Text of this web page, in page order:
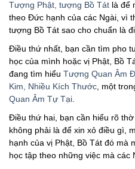
Tượng Phật, tượng Bồ Tát là để
theo Đức hạnh của các Ngài, vì
tượng Bồ Tát sao cho chuẩn là
Điều thứ nhất, bạn cần tìm pho
học của mình hoặc vị Phật, Bồ
đang tìm hiểu Tượng Quan Âm
Kim, Nhiều Kích Thước , một
Quan Âm Tự Tại
Điều thứ hai, bạn cần hiểu rõ
không phải là để xin xỏ điều gì,
hạnh của vị Phật, Bồ Tát đó mà
học tập theo những việc mà các